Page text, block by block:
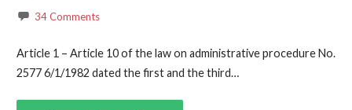
34 Comments
Article 1 – Article 10 of the law on administrative procedure No.
2577 6/1/1982 dated the first and the third…